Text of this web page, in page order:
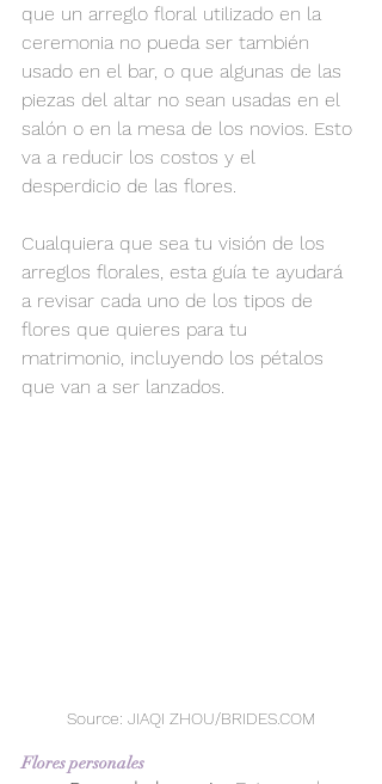
que un arreglo floral utilizado en la
ceremonia no pueda ser también
usado en el bar, o que algunas de las
piezas del altar no sean usadas en el
salón o en la mesa de los novios. Esto
va a reducir los costos y el
desperdicio de las flores.
Cualquiera que sea tu visión de los
arreglos florales, esta guía te ayudará
a revisar cada uno de los tipos de
flores que quieres para tu
matrimonio, incluyendo los pétalos
que van a ser lanzados.
Source: JIAQI ZHOU/BRIDES.COM
Flores personales